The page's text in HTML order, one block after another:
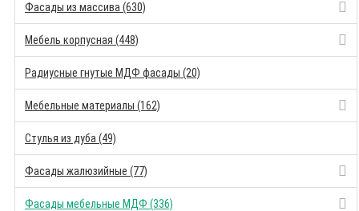
Фасады из массива (630)
Мебель корпусная (448)
Радиусные гнутые МДФ фасады (20)
Мебельные материалы (162)
Стулья из дуба (49)
Фасады жалюзийные (77)
Фасады мебельные МДФ (336)